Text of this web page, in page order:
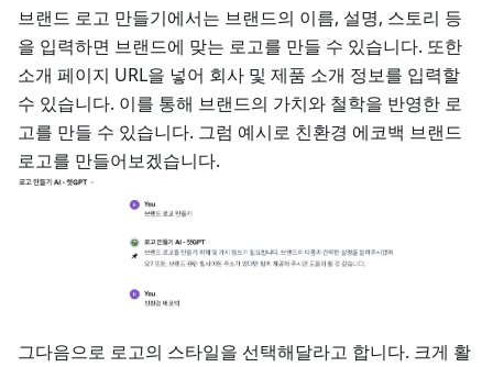
브랜드 로고 만들기에서는 브랜드의 이름, 설명, 스토리 등
을 입력하면 브랜드에 맞는 로고를 만들 수 있습니다. 또한
소개 페이지 URL을 넣어 회사 및 제품 소개 정보를 입력할
수 있습니다. 이를 통해 브랜드의 가치와 철학을 반영한 로
고를 만들 수 있습니다. 그럼 예시로 친환경 에코백 브랜드
로고를 만들어보겠습니다.
그다음으로 로고의 스타일을 선택해달라고 합니다. 크게 활